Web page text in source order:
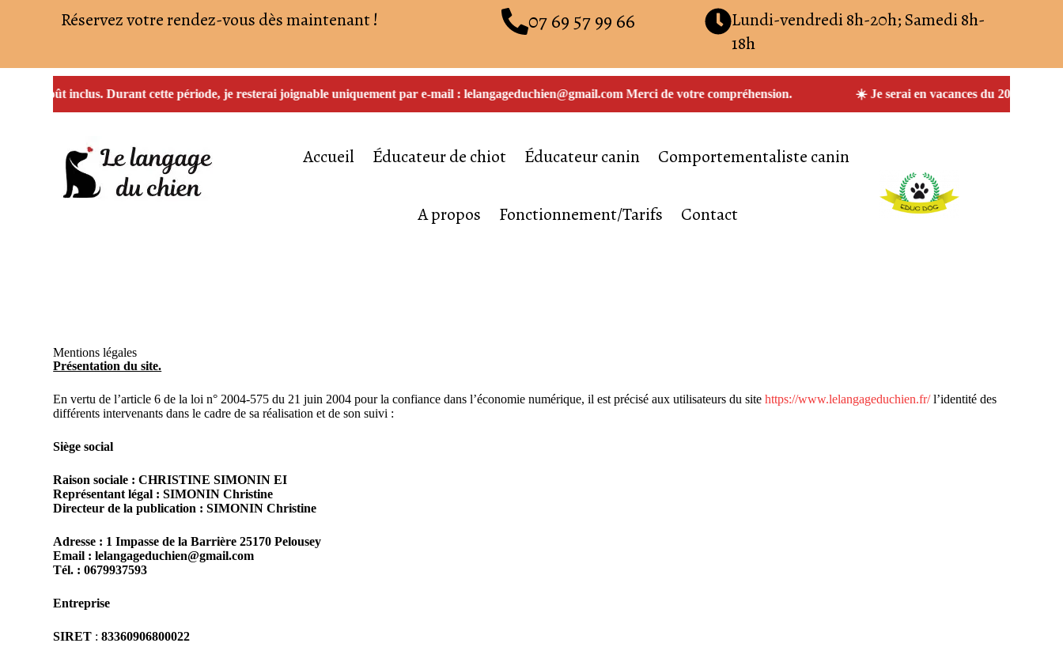
Réservez votre rendez-vous dès maintenant ! 07 69 57 99 66
Lundi-vendredi 8h-20h; Samedi 8h-
18h
août inclus. Durant cette période, je resterai joignable uniquement par e-mail : lelangageduchien@gmail.com Merci de votre compréhension. ☀️ Je serai en vacances du 20 juillet au 13
Accueil Éducateur de chiot Éducateur canin Comportementaliste canin
A propos Fonctionnement/Tarifs Contact
Mentions légales
Présentation du site.
En vertu de l’article 6 de la loi n° 2004-575 du 21 juin 2004 pour la confiance dans l’économie numérique, il est précisé aux utilisateurs du sitehttps://www.lelangageduchien.fr/l’identité des
différents intervenants dans le cadre de sa réalisation et de son suivi :
Siège social
Raison sociale : CHRISTINE SIMONIN EI
Représentant légal : SIMONIN Christine
Directeur de la publication : SIMONIN Christine
Adresse : 1 Impasse de la Barrière 25170 Pelousey
Email : lelangageduchien@gmail.com
Tél. : 0679937593
Entreprise
SIRET :83360906800022